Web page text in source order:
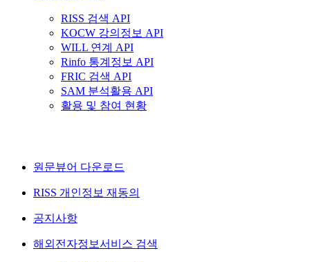
RISS 검색 API
KOCW 강의정보 API
WILL 연계 API
Rinfo 통계정보 API
FRIC 검색 API
SAM 분석활용 API
활용 및 참여 현황
원문뷰어 다운로드
RISS 개인정보 재동의
공지사항
해외전자정보서비스 검색